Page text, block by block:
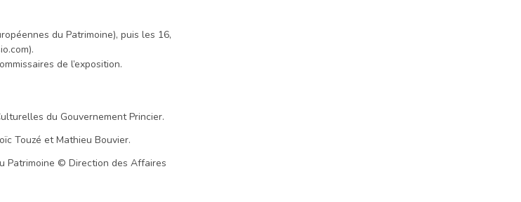
du Patrimoine), puis les 16,
de l’exposition.
du Gouvernement Princier.
Touzé et Mathieu Bouvier.
Patrimoine © Direction des Affaires